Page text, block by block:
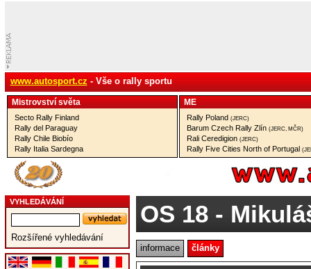
www.autosport.cz - Vše o rally sportu
Mistrovství­ světa
Secto Rally Finland
Rally del Paraguay
Rally Chile Biobío
Rally Italia Sardegna
ME
Rally Poland (JERC)
Barum Czech Rally Zlín (JERC, MČR)
Rali Ceredigion (JERC)
Rally Five Cities North of Portugal
VYHLEDÁVÁNÍ
Rozšířené vyhledávání
OS 18-
informace články